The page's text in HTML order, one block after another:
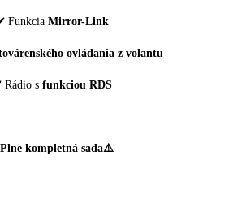
Funkcia Mirror-Link
ovládania z volantu
s funkciou RDS
kompletná sada⚠️